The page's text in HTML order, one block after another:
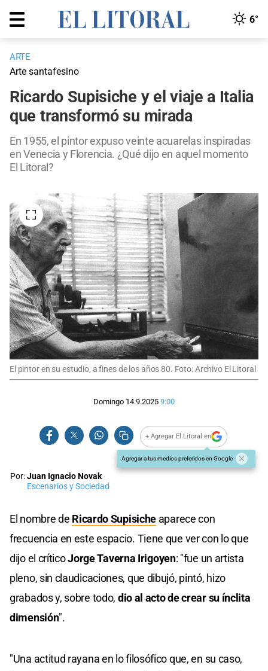
6°
ARTE
Arte santafesino
Ricardo Supisiche y el viaje a Italia
que transformó su mirada
En 1955, el pintor expuso veinte acuarelas inspiradas
en Venecia y Florencia. ¿Qué dijo en aquel momento
El Litoral?
El pintor en su estudio, a fines de los años 80. Foto: Archivo El Litoral
Domingo 14.9.2025 9:00
+ Agregar El Litoral en
Agregar a tus medios preferidos en Google
Por:Juan Ignacio Novak
Escenarios y Sociedad
El nombre de Ricardo Supisiche aparece con
frecuencia en este espacio. Tiene que ver con lo que
dijo el críticoJorge Taverna Irigoyen: "fue un artista
pleno, sin claudicaciones, que dibujó, pintó, hizo
grabados y, sobre todo, dio al acto de crear su ínclita
dimensión".
"Una actitud rayana en lo filosófico que, en su caso,